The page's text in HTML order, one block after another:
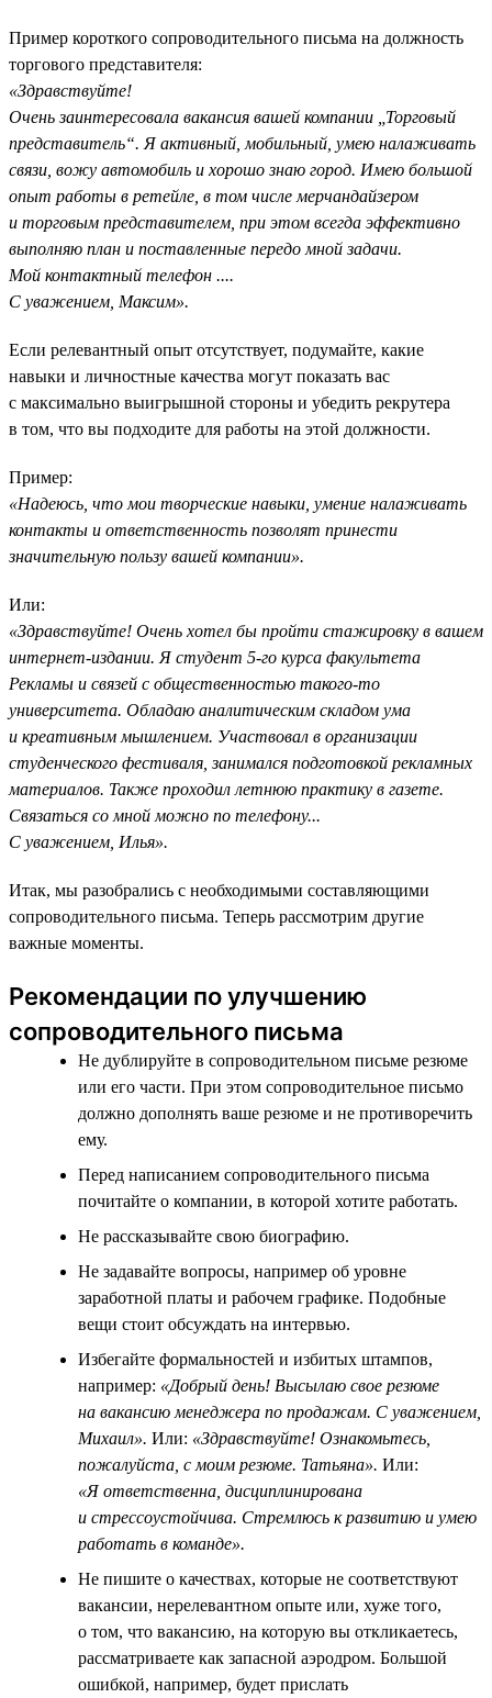
Пример короткого сопроводительного письма на должность
торгового представителя:
«Здравствуйте!
Очень заинтересовала вакансия вашей компании „Торговый
представитель“. Я активный, мобильный, умею налаживать
связи, вожу автомобиль и хорошо знаю город. Имею большой
опыт работы в ретейле, в том числе мерчандайзером
и торговым представителем, при этом всегда эффективно
выполняю план и поставленные передо мной задачи.
Мой контактный телефон ....
С уважением, Максим».
Если релевантный опыт отсутствует, подумайте, какие
навыки и личностные качества могут показать вас
с максимально выигрышной стороны и убедить рекрутера
в том, что вы подходите для работы на этой должности.
Пример:
«Надеюсь, что мои творческие навыки, умение налаживать
контакты и ответственность позволят принести
значительную пользу вашей компании».
Или:
«Здравствуйте! Очень хотел бы пройти стажировку в вашем
интернет-издании. Я студент 5-го курса факультета
Рекламы и связей с общественностью такого-то
университета. Обладаю аналитическим складом ума
и креативным мышлением. Участвовал в организации
студенческого фестиваля, занимался подготовкой рекламных
материалов. Также проходил летнюю практику в газете.
Связаться со мной можно по телефону...
С уважением, Илья».
Итак, мы разобрались с необходимыми составляющими
сопроводительного письма. Теперь рассмотрим другие
важные моменты.
Рекомендации по улучшению
сопроводительного письма
Не дублируйте в сопроводительном письме резюме
или его части. При этом сопроводительное письмо
должно дополнять ваше резюме и не противоречить
ему.
Перед написанием сопроводительного письма
почитайте о компании, в которой хотите работать.
Не рассказывайте свою биографию.
Не задавайте вопросы, например об уровне
заработной платы и рабочем графике. Подобные
вещи стоит обсуждать на интервью.
Избегайте формальностей и избитых штампов,
например: «Добрый день! Высылаю свое резюме
на вакансию менеджера по продажам. С уважением,
Михаил». Или: «Здравствуйте! Ознакомьтесь,
пожалуйста, с моим резюме. Татьяна». Или:
«Я ответственна, дисциплинирована
и стрессоустойчива. Стремлюсь к развитию и умею
работать в команде».
Не пишите о качествах, которые не соответствуют
вакансии, нерелевантном опыте или, хуже того,
о том, что вакансию, на которую вы откликаетесь,
рассматриваете как запасной аэродром. Большой
ошибкой, например, будет прислать